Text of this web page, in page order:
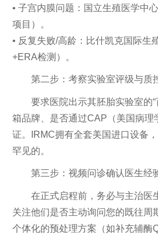
• 子宫内膜问题：国立生殖医学中
项目）。
• 反复失败/高龄：比什凯克国际生
+ERA检测）。
第二步：考察实验室评级与质
要求医院出示其胚胎实验室的
箱品牌、是否通过CAP（美国病理
证。IRMC拥有全套美国进口设备
罕见的。
第三步：视频问诊确认医生经
在正式启程前，务必与主治医
关注他们是否主动询问您的既往周
个体化的预处理方案（如补充辅酶